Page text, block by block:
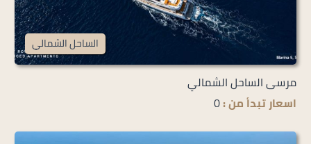
الساحل الشمالي
مرسى الساحل الشمالي
اسعار تبدأ من :0